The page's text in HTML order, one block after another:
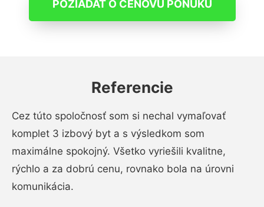
POŽIADAŤ O CENOVÚ PONUKU
Referencie
Cez túto spoločnosť som si nechal vymaľovať
komplet 3 izbový byt a s výsledkom som
maximálne spokojný. Všetko vyriešili kvalitne,
rýchlo a za dobrú cenu, rovnako bola na úrovni
komunikácia.